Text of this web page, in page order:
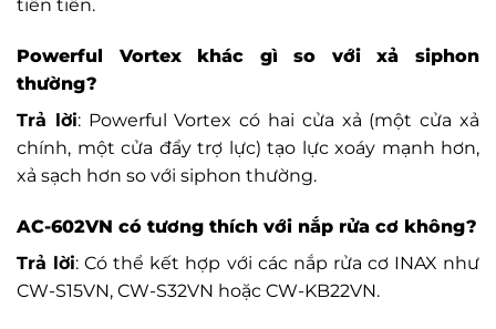
tiên tiến.
Powerful Vortex khác gì so với xả siphon
thường?
Trả lời: Powerful Vortex có hai cửa xả (một cửa xả
chính, một cửa đẩy trợ lực) tạo lực xoáy mạnh hơn,
xả sạch hơn so với siphon thường.
AC-602VN có tương thích với nắp rửa cơ không?
Trả lời: Có thể kết hợp với các nắp rửa cơ INAX như
CW-S15VN, CW-S32VN hoặc CW-KB22VN.